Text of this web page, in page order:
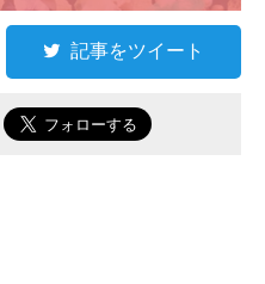
記事をツイート